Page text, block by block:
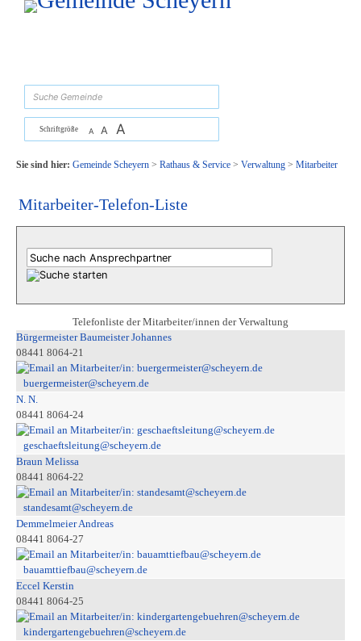
Zum Inhalt, zur Navigationoder zur Startseite springen.
Schriftgröße A A A
Sie sind hier: Gemeinde Scheyern> Rathaus & Service> Verwaltung> Mitarbeiter
Mitarbeiter-Telefon-Liste
Telefonliste der Mitarbeiter/innen der Verwaltung
Bürgermeister Baumeister Johannes
08441 8064-21
buergermeister@scheyern.de
N. N.
08441 8064-24
geschaeftsleitung@scheyern.de
Braun Melissa
08441 8064-22
standesamt@scheyern.de
Demmelmeier Andreas
08441 8064-27
bauamttiefbau@scheyern.de
Eccel Kerstin
08441 8064-25
kindergartengebuehren@scheyern.de